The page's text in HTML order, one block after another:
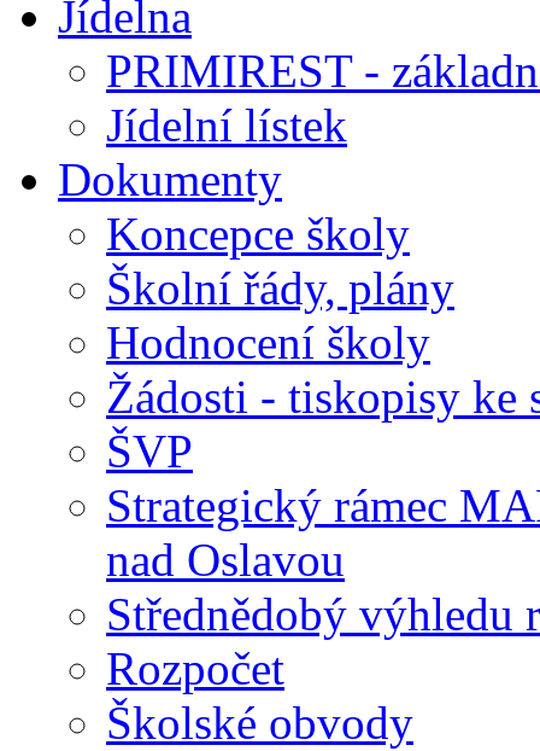
Jídelna
PRIMIREST -
Jídelní lístek
Dokumenty
Koncepce školy
Školní řády, plány
Hodnocení školy
Žádosti - tiskopisy ke
ŠVP
Strategický rámec
nad Oslavou
Střednědobý výhledu
Rozpočet
Školské obvody